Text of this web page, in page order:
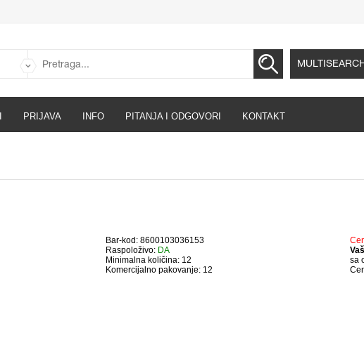
PRIJAVA INFO PITANJA I ODGOVORI KONTAKT
Bar-kod: 8600103036153
Raspoloživo: DA
Minimalna količina: 12
Komercijalno pakovanje: 12
sa